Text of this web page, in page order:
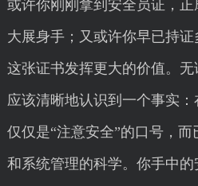
或许你刚刚拿到安全员证，
大展身手；又或许你早已持
这张证书发挥更大的价值。
应该清晰地认识到一个事实
仅仅是“注意安全”的口号，
和系统管理的科学。你手中